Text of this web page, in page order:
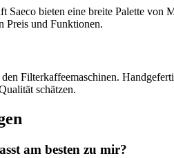
Saeco bieten eine breite Palette
Preis und Funktionen.
Filterkaffeemaschinen.
schätzen.
am besten zu mir?